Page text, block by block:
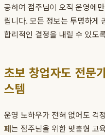
공하여 점주님이 오직 운영에
립니다. 모든 정보는 투명하게
합리적인 결정을 내릴 수 있도
초보 창업자도 전문
스템
운영 노하우가 전혀 없어도 걱
페는 점주님을 위한 맞춤형 교